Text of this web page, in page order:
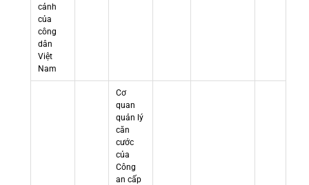
cảnh
của
công
dân
Việt
Nam
Cơ
quan
quản lý
căn
cước
của
Công
an cấp